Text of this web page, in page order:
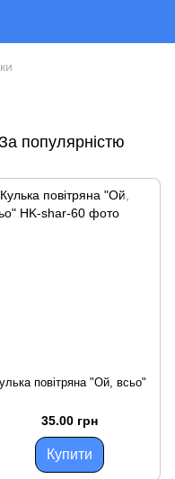
популярністю
повітряна "Ой, всьо"
35.00 грн
Купити